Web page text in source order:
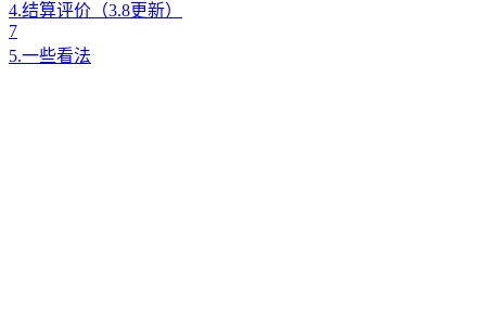
4.结算评价（3.8更新）
7
5.一些看法